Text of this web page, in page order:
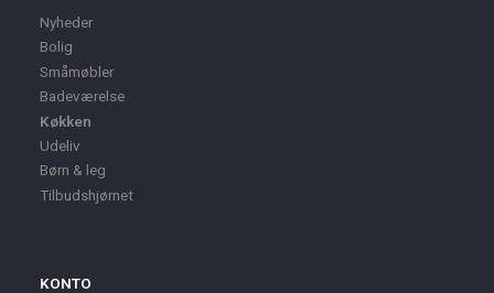
Nyheder
Bolig
Småmøbler
Badeværelse
Køkken
Udeliv
Børn & leg
Tilbudshjørnet
KONTO